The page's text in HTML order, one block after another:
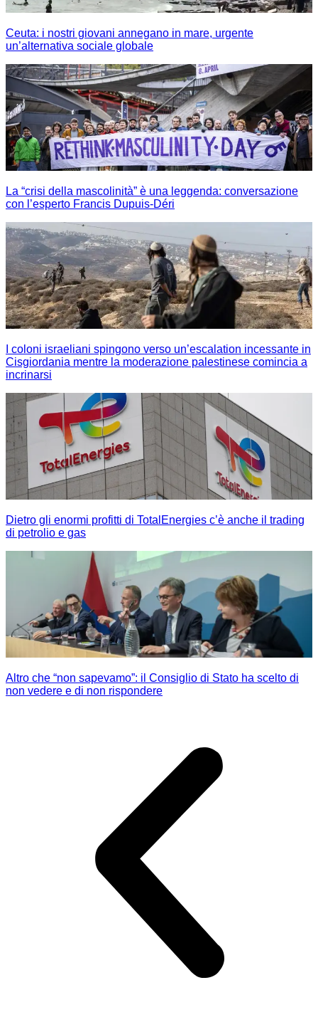
Ceuta: i nostri giovani annegano in mare, urgente
un’alternativa sociale globale
La “crisi della mascolinità” è una leggenda: conversazione
con l’esperto Francis Dupuis-Déri
I coloni israeliani spingono verso un’escalation incessante in
Cisgiordania mentre la moderazione palestinese comincia a
incrinarsi
Dietro gli enormi profitti di TotalEnergies c’è anche il trading
di petrolio e gas
Altro che “non sapevamo”: il Consiglio di Stato ha scelto di
non vedere e di non rispondere